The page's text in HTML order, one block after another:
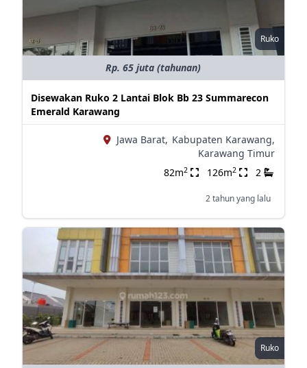
Ruko
Rp. 65 juta (tahunan)
Disewakan Ruko 2 Lantai Blok Bb 23 Summarecon
Emerald Karawang
Jawa Barat, Kabupaten Karawang,
Karawang Timur
82m2 126m2 2
2 tahun yang lalu
Ruko